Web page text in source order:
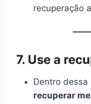
recuperação
7. Use a
Dentro dessa
recuperar